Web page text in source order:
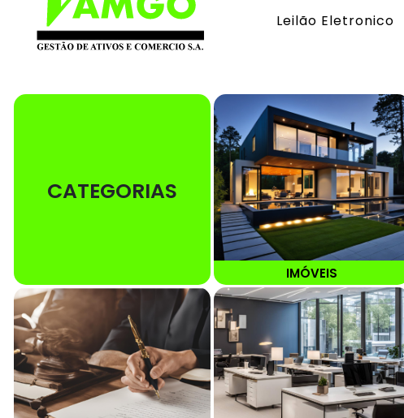
Leilão Eletronico
CATEGORIAS
IMÓVEIS